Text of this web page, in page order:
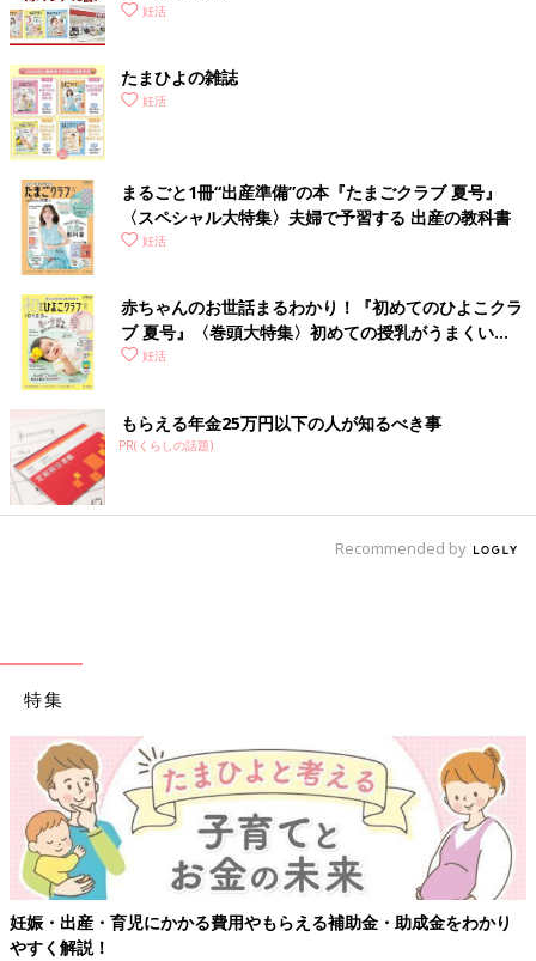
妊活
たまひよの雑誌
妊活
まるごと1冊“出産準備”の本『たまごクラブ 夏号』
〈スペシャル大特集〉夫婦で予習する 出産の教科書
妊活
赤ちゃんのお世話まるわかり！『初めてのひよこクラ
ブ 夏号』〈巻頭大特集〉初めての授乳がうまくい
く！ おっぱい・ミルクの基本と夏のトラブル 解決テ
妊活
もらえる年金25万円以下の人が知るべき事
PR(くらしの話題)
Recommended by
特集
妊娠・出産・育児にかかる費用やもらえる補助金・助成金をわかり
やすく解説！